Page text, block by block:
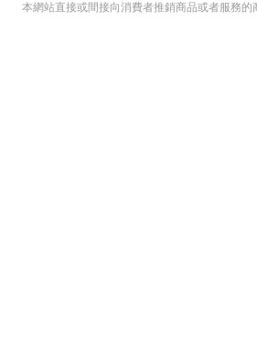
本網站直接或間接向消費者推銷商品或者服務